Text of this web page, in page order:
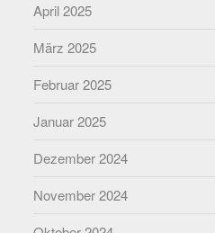
April 2025
März 2025
Februar 2025
Januar 2025
Dezember 2024
November 2024